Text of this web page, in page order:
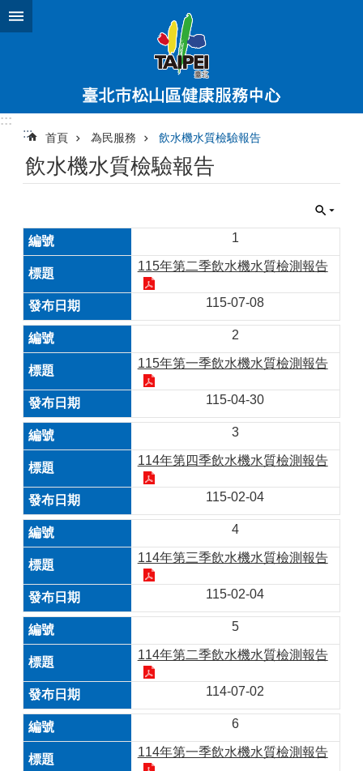
跳到主要內容區塊
:::
:::
首頁 為民服務 飲水機水質檢驗報告
飲水機水質檢驗報告
1
115年第二季飲水機水質檢測報告
115-07-08
2
115年第一季飲水機水質檢測報告
115-04-30
3
114年第四季飲水機水質檢測報告
115-02-04
4
114年第三季飲水機水質檢測報告
115-02-04
5
114年第二季飲水機水質檢測報告
114-07-02
6
114年第一季飲水機水質檢測報告